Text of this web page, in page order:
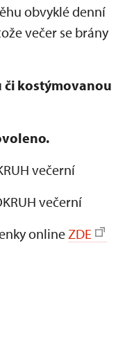
obvyklé denní
večer se brány
či kostýmovanou
večerní
večerní
online ZDE